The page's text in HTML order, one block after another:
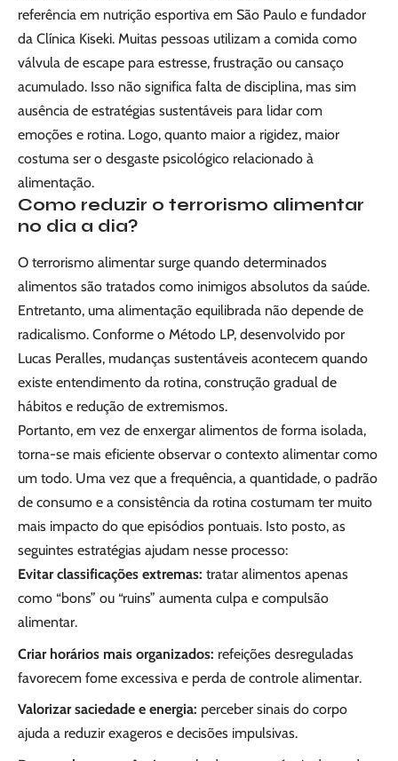
referência em nutrição esportiva em São Paulo e fundador
da Clínica Kiseki. Muitas pessoas utilizam a comida como
válvula de escape para estresse, frustração ou cansaço
acumulado. Isso não significa falta de disciplina, mas sim
ausência de estratégias sustentáveis para lidar com
emoções e rotina. Logo, quanto maior a rigidez, maior
costuma ser o desgaste psicológico relacionado à
alimentação.
Como reduzir o terrorismo alimentar
no dia a dia?
O terrorismo alimentar surge quando determinados
alimentos são tratados como inimigos absolutos da saúde.
Entretanto, uma alimentação equilibrada não depende de
radicalismo. Conforme o Método LP, desenvolvido por
Lucas Peralles, mudanças sustentáveis acontecem quando
existe entendimento da rotina, construção gradual de
hábitos e redução de extremismos.
Portanto, em vez de enxergar alimentos de forma isolada,
torna-se mais eficiente observar o contexto alimentar como
um todo. Uma vez que a frequência, a quantidade, o padrão
de consumo e a consistência da rotina costumam ter muito
mais impacto do que episódios pontuais. Isto posto, as
seguintes estratégias ajudam nesse processo:
Evitar classificações extremas: tratar alimentos apenas
como “bons” ou “ruins” aumenta culpa e compulsão
alimentar.
Criar horários mais organizados: refeições desreguladas
favorecem fome excessiva e perda de controle alimentar.
Valorizar saciedade e energia: perceber sinais do corpo
ajuda a reduzir exageros e decisões impulsivas.